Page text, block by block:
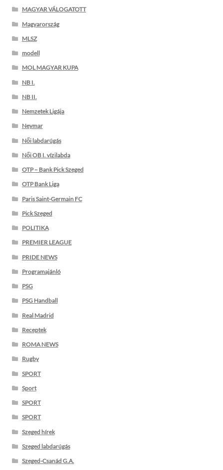
MAGYAR VÁLOGATOTT
Magyarország
MLSZ
modell
MOL MAGYAR KUPA
NB I.
NB II.
Nemzetek Ligája
Neymar
Női labdarúgás
Női OB I. vízilabda
OTP – Bank Pick Szeged
OTP Bank Liga
Paris Saint-Germain FC
Pick Szeged
POLITIKA
PREMIER LEAGUE
PRIDE NEWS
Programajánló
PSG
PSG Handball
Real Madrid
Receptek
ROMA NEWS
Rugby
SPORT
Sport
SPORT
SPORT
Szeged hírek
Szeged labdarúgás
Szeged-Csanád G.A.